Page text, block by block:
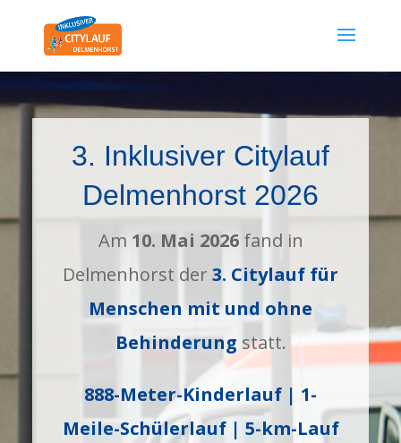
3. Inklusiver Citylauf
Delmenhorst 2026
Am 10. Mai 2026fand in
Delmenhorst der 3. Citylauf für
Menschen mit und ohne
Behinderung statt.
888-Meter-Kinderlauf | 1-
Meile-Schülerlauf | 5-km-Lauf